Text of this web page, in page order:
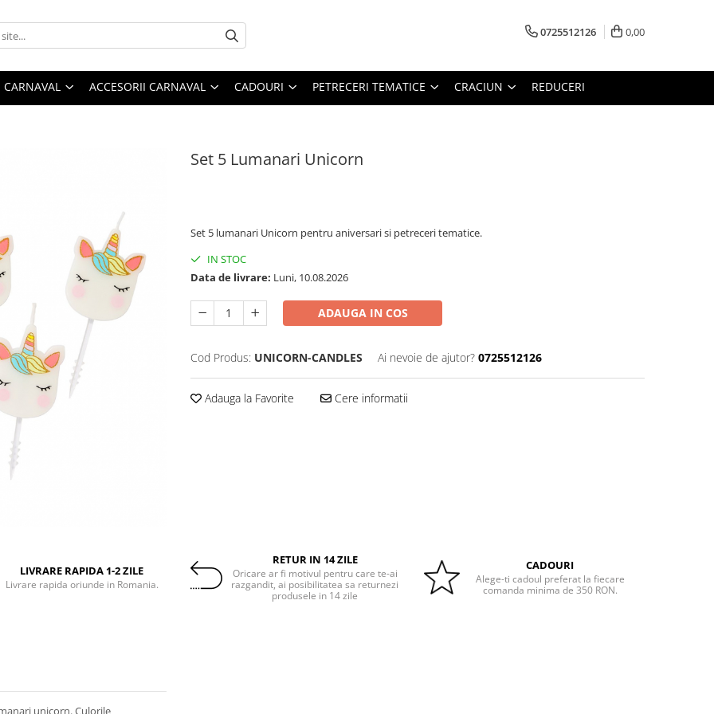
0725512126 0,00
ACCESORII CARNAVAL CADOURI PETRECERI TEMATICE CRACIUN REDUCERI
Set 5 Lumanari Unicorn
Set 5 lumanari Unicorn pentru aniversari si petreceri tematice.
IN STOC
Data de livrare: Luni, 10.08.2026
ADAUGA IN COS
Cod Produs: UNICORN-CANDLES Ai nevoie de ajutor? 0725512126
Adauga la Favorite Cere informatii
LIVRARE RAPIDA 1-2 ZILE
Livrare rapida oriunde in Romania.
RETUR IN 14 ZILE
Oricare ar fi motivul pentru care te-ai
razgandit, ai posibilitatea sa returnezi
produsele in 14 zile
CADOURI
Alege-ti cadoul preferat la fiecare
comanda minima de 350 RON.
unicorn. Culorile